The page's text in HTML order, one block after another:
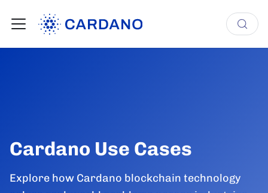
Cardano Use Cases
Explore how Cardano blockchain technology